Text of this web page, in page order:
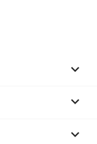


keyboard_arrow_down